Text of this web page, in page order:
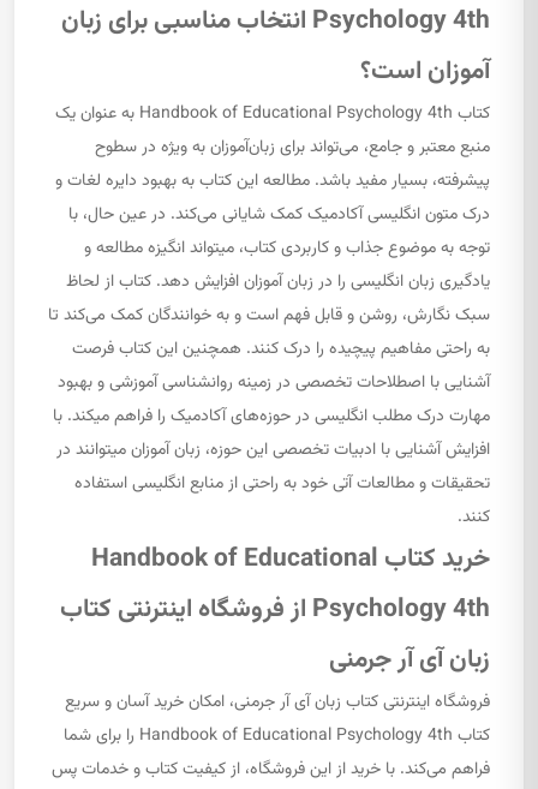
Psychology 4th انتخاب مناسبی برای زبان
آموزان است؟
کتاب Handbook of Educational Psychology 4th به عنوان یک
منبع معتبر و جامع، می‌تواند برای زبان‌آموزان به ویژه در سطوح
پیشرفته، بسیار مفید باشد. مطالعه این کتاب به بهبود دایره لغات و
درک متون انگلیسی آکادمیک کمک شایانی می‌کند. در عین حال، با
توجه به موضوع جذاب و کاربردی کتاب، میتواند انگیزه مطالعه و
یادگیری زبان انگلیسی را در زبان آموزان افزایش دهد. کتاب از لحاظ
سبک نگارش، روشن و قابل فهم است و به خوانندگان کمک می‌کند تا
به راحتی مفاهیم پیچیده را درک کنند. همچنین این کتاب فرصت
آشنایی با اصطلاحات تخصصی در زمینه روانشناسی آموزشی و بهبود
مهارت درک مطلب انگلیسی در حوزه‌های آکادمیک را فراهم میکند. با
افزایش آشنایی با ادبیات تخصصی این حوزه، زبان آموزان میتوانند در
تحقیقات و مطالعات آتی خود به راحتی از منابع انگلیسی استفاده
کنند.
خرید کتاب Handbook of Educational
Psychology 4th از فروشگاه اینترنتی کتاب
زبان آی آر جرمنی
فروشگاه اینترنتی کتاب زبان آی آر جرمنی، امکان خرید آسان و سریع
کتاب Handbook of Educational Psychology 4th را برای شما
فراهم می‌کند. با خرید از این فروشگاه، از کیفیت کتاب و خدمات پس